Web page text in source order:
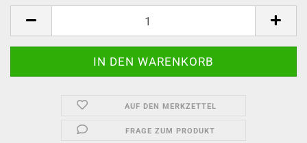
AUF DEN MERKZETTEL
FRAGE ZUM PRODUKT